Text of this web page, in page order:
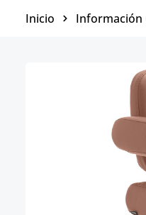
Inicio Información